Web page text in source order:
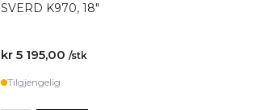
SVERD K970, 18"
kr 5 195,00 /stk
Tilgjengelig